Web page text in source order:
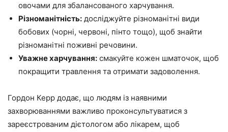
овочами для збалансованого харчування.
Різноманітність: досліджуйте різноманітні види
бобових (чорні, червоні, пінто тощо), щоб знайти
різноманітні поживні речовини.
Уважне харчування: смакуйте кожен шматочок, щоб
покращити травлення та отримати задоволення.
Гордон Керр додає, що людям із наявними
захворюваннями важливо проконсультуватися з
зареєстрованим дієтологом або лікарем, щоб